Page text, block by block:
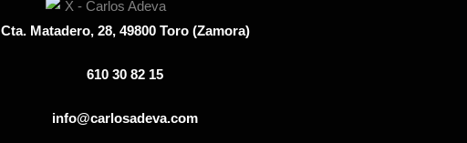
Cta. Matadero, 28, 49800 Toro (Zamora)
610 30 82 15
info@carlosadeva.com